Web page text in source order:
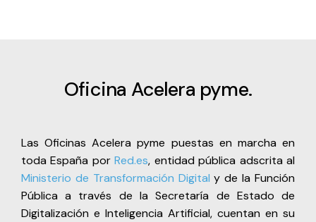
Oficina Acelera pyme.
Las Oficinas Acelera pyme puestas en marcha en
toda España porRed.es, entidad pública adscrita al
Ministerio de Transformación Digital y de la Función
Pública a través de la Secretaría de Estado de
Digitalización e Inteligencia Artificial, cuentan en su